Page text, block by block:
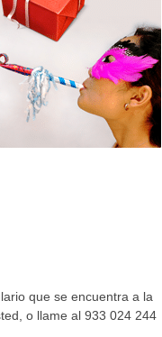
que se encuentra a la
o llame al 933 024 244